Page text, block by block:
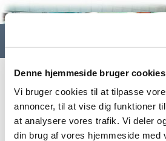
Denne hjemmeside bruger cookies
Vi bruger cookies til at tilpasse
annoncer, til at vise dig funktioner
at analysere vores trafik. Vi deler
din brug af vores hjemmeside med